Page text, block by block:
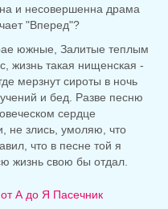
​​и несовершенна драма
"Вперед"?
южные, Залитые теплым
жизнь такая нищенская -
мерзнут сироты в ночь
и бед. Разве песню
сердце
не злись, умоляю, что
что в песне той я
жизнь свою бы отдал.
А до Я Пасечник